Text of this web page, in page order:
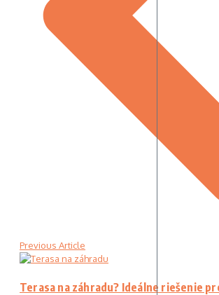
Previous Article
Terasa na záhradu? Ideálne riešenie